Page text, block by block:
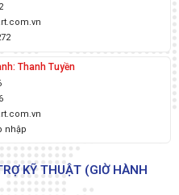
Thanh Tuyền
nhập
KỸ THUẬT (GIỜ HÀNH